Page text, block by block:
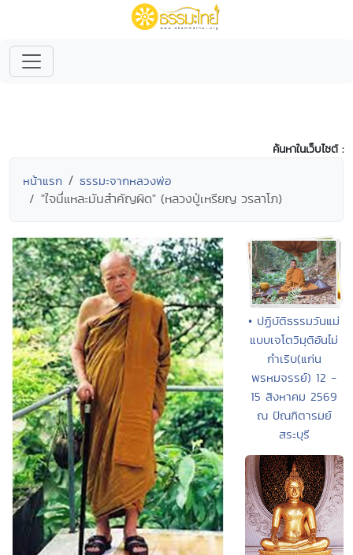
ค้นหาในเว็บไซต์ :
หน้าแรก ธรรมะจากหลวงพ่อ
"ใจนึ่แหละมันสำคัญผิด" (หลวงปู่เหรียญ วรลาโภ)
• ปฏิบัติธรรมวันแม่
แบบเจโตวิมุติอันไม่
กำเริบ(แก่น
พรหมจรรย์) 12 -
15 สิงหาคม 2569
ณ ปัณฑิตารมย์
สระบุรี